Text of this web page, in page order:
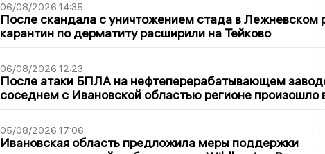
06/08/2026 14:35
После скандала с уничтожением стада в Лежневском
карантин по дерматиту расширили на Тейково
06/08/2026 12:23
После атаки БПЛА на нефтеперерабатывающем
соседнем с Ивановской областью регионе произошло
05/08/2026 17:06
Ивановская область предложила меры поддержки